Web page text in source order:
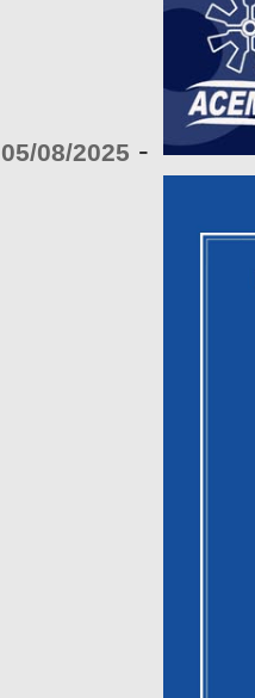
05/08/2025 -